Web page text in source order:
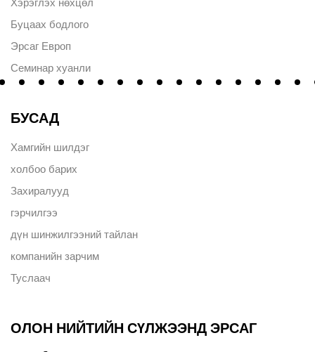
Хэрэглэх нөхцөл
Буцаах бодлого
Эрсаг Европ
Семинар хуанли
БУСАД
Хамгийн шилдэг
холбоо барих
Захиралууд
гэрчилгээ
дүн шинжилгээний тайлан
компанийн зарчим
Туслаач
ОЛОН НИЙТИЙН СҮЛЖЭЭНД ЭРСАГ